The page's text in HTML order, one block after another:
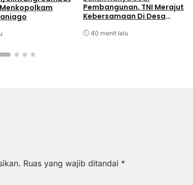
Pembangunan, TNI Merajut
Kebersamaan Di Desa
40 menit lalu
Ruas yang wajib ditandai *